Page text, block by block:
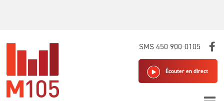
SMS 450 900-0105
Écouter en direct